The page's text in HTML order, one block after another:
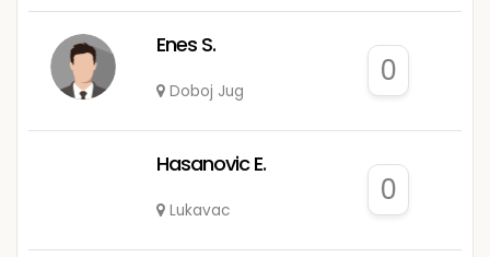
Enes S.
Doboj Jug
0
Hasanovic E.
Lukavac
0